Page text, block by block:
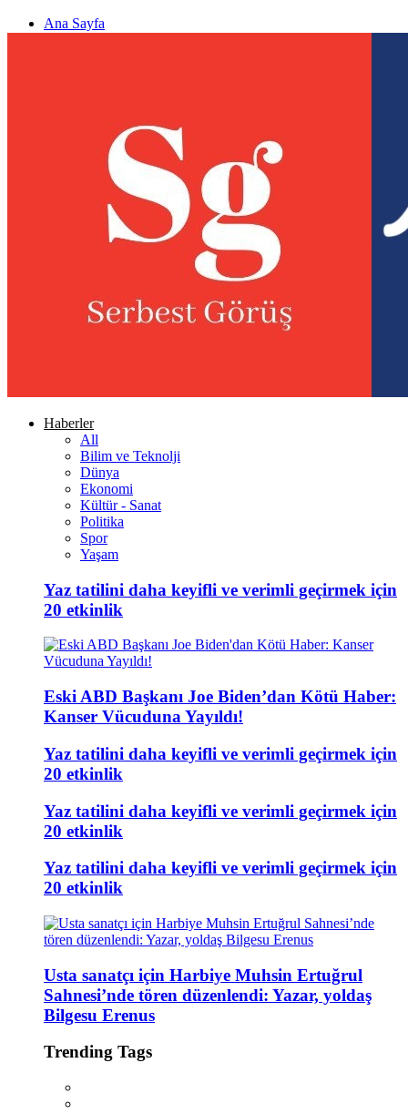
Ana Sayfa
Haberler
All
Bilim ve Teknolji
Dünya
Ekonomi
Kültür - Sanat
Politika
Spor
Yaşam
Yaz tatilini daha keyifli ve verimli geçirmek için
20 etkinlik
Eski ABD Başkanı Joe Biden’dan Kötü Haber:
Kanser Vücuduna Yayıldı!
Yaz tatilini daha keyifli ve verimli geçirmek için
20 etkinlik
Yaz tatilini daha keyifli ve verimli geçirmek için
20 etkinlik
Yaz tatilini daha keyifli ve verimli geçirmek için
20 etkinlik
Usta sanatçı için Harbiye Muhsin Ertuğrul
Sahnesi’nde tören düzenlendi: Yazar, yoldaş
Bilgesu Erenus
Trending Tags